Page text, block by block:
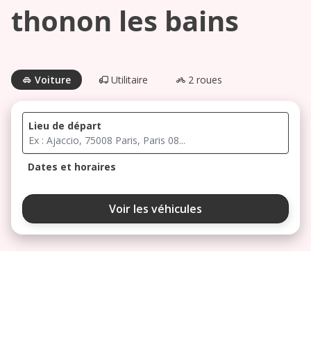
thonon les bains
Voiture Utilitaire 2 roues
Lieu de départ
Dates et horaires
août 2026
ma me
Voir les véhicules
recherche
pour voir les